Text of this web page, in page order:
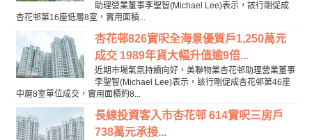
助理營業董事李聖智(Michael Lee)表示，該行剛促成
杏花邨第16座低層8室，實用面積...
杏花邨826實呎全海景優質戶1,250萬元
成交 1989年貨大幅升值逾9倍...
近期市場氣氛持續向好，美聯物業杏花邨助理營業董事
李聖智(Michael Lee)表示，該行剛促成杏花邨第46座
中層8室單位成交，實用面積約8...
長線投資客入市杏花邨 614實呎三房戶
738萬元承接...